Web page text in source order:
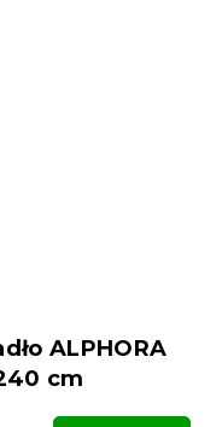
ALPHORA
cm